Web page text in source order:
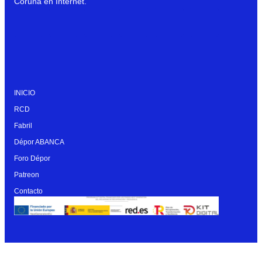
INICIO
RCD
Fabril
Dépor ABANCA
Foro Dépor
Patreon
Contacto